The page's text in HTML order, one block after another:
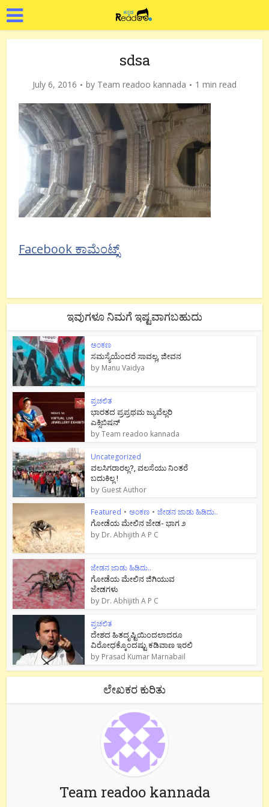
sdsa
July 6, 2016 by Team readoo kannada 1 min read
Facebook ಕಾಮೆಂಟ್ಸ್
ಇವುಗಳೂ ನಿಮಗೆ ಇಷ್ಟವಾಗಬಹುದು
ಅಂಕಣ
ಸಮಸ್ಯೆಯೆಂದರೆ ಸಾವಲ್ಲ, ಜೀವನ
by Manu Vaidya
ಪ್ರಚಲಿತ
ಭಾರತದ ಪ್ರಪ್ರಥಮ ಜ್ಯುವೆಲ್ಲರಿ
ಎಕ್ಸಿಬಿಷನ್
byTeam readoo kannada
Uncategorized
ವಲಸಿಗರಾರಲ್ಲ?, ವಲಸೆಯು ನಿಂತರೆ
ಬದುಕಿಲ್ಲ !
by Guest Author
Featured • ಅಂಕಣ • ಜೇಡನ ಜಾಡು ಹಿಡಿದು..
ಗೋಡೆಯ ಮೇಲಿನ ಜೇಡ- ಭಾಗ ೨
by Dr. Abhijith A P C
ಜೇಡನ ಜಾಡು ಹಿಡಿದು..
ಗೋಡೆಯ ಮೇಲಿನ ಜಿಗಿಯುವ
ಜೇಡಗಳು
by Dr. Abhijith A P C
ಪ್ರಚಲಿತ
ದೇಶದ ಹಿತದೃಷ್ಟಿಯಿಂದಲಾದರೂ
ವಿರೋಧಕ್ಕೊಂದಷ್ಟು ಕಡಿವಾಣ ಇರಲಿ
by Prasad Kumar Marnabail
ಲೇಖಕರ ಕುರಿತು
Team readoo kannada